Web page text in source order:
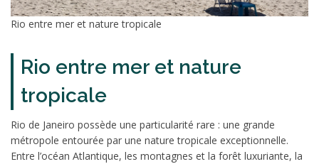
Rio entre mer et nature tropicale
Rio entre mer et nature
tropicale
Rio de Janeiro possède une particularité rare : une grande
métropole entourée par une nature tropicale exceptionnelle.
Entre l’océan Atlantique, les montagnes et la forêt luxuriante, la